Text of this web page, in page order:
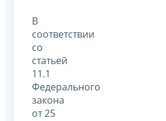
В
соответствии
со
статьей
11.1
Федерального
закона
от 25